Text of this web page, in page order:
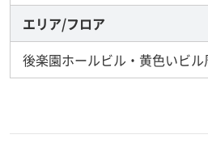
エリア/フロア
後楽園ホールビル・黄色いビ